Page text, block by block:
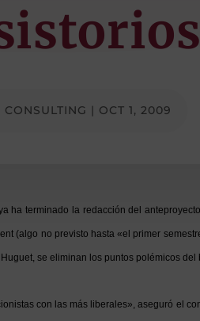
CONSULTING | OCT 1, 2009
ha terminado la redacción del
(algo no previsto hasta «el primer
se eliminan los puntos polémicos
con las más liberales», aseguró el